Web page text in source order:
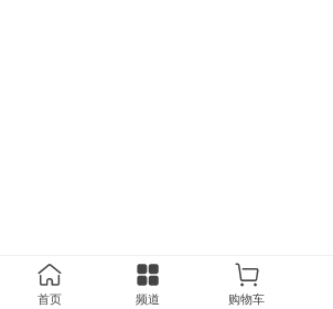
首页 频道 购物车